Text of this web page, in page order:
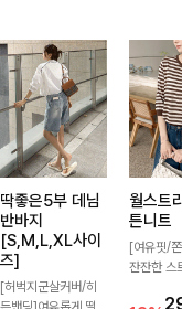
딱좋은5부 데님
반바지
[S,M,L,XL사이
즈]
[허벅지군살커버/히
월스트
튼니트
[여유핏/
잔잔한 스